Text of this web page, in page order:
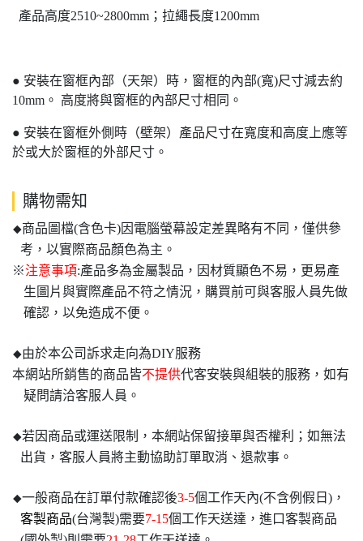
產品高度2510~2800mm；拉繩長度1200mm
● 安裝在窗框內部（天架）時，窗框的內部(寬)尺寸減去約
10mm 。 高度將與窗框的內部尺寸相同。
● 安裝在窗框外側時（壁架）產品尺寸在寬度和高度上應等
於或大於窗框的外部尺寸。
購物需知
◆商品圖檔(含色卡)因電腦螢幕設定差異略有不同，僅供參
考，以實際商品顏色為主。
※注意事項:產品多為金屬製品，因材質顯色不易，更易產
生圖片與實際產品不符之情況，購買前可與客服人員先做
確認，以免造成不便。
◆由於本公司訴求走向為DIY服務
本網站所銷售的商品皆不提供代客安裝與組裝的服務，如有
疑問請洽客服人員。
◆若因商品或運送限制，本網站保留接單與否權利；如無法
出貨，客服人員將主動協助訂單取消、退款事。
◆一般商品在訂單付款確認後3-5個工作天內(不含例假日)，
客製商品(台灣製)需要7-15個工作天送達，進口客製商品